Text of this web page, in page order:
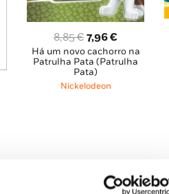
8,85€ O
preço
original
era:
7,96€
preço
atual
Há um novo cachorro na
Patrulha Pata (Patrulha
Pata)
Nickelodeon